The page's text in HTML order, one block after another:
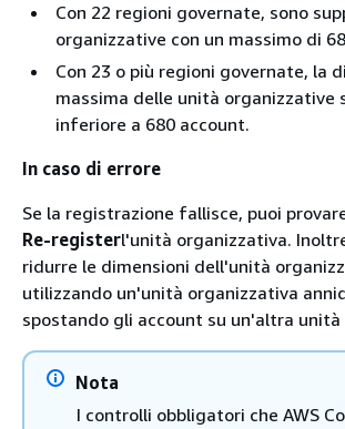
Con 22 regioni governate, sono
organizzative con un massimo di
Con 23 o più regioni governate, la
massima delle unità organizzative
inferiore a 680 account.
In caso di errore
Se la registrazione fallisce, puoi
Re-registerl'unità organizzativa.
ridurre le dimensioni dell'unità
utilizzando un'unità organizzativa
spostando gli account su un'altra
Nota
I controlli obbligatori che AWS